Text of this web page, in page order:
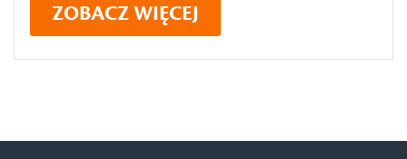
ZOBACZ WIĘCEJ